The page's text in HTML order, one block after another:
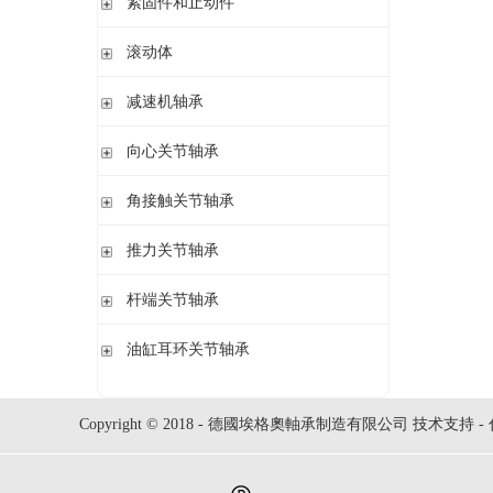
立式轴承座S30,剖分适用于带紧定套的圆锥孔调心滚子轴承
立式轴承座LOE,剖分用于圆柱孔调心滚子轴承
立式轴承座LOE,剖分适用于带紧定套的圆锥孔调心滚子轴承
立式轴承座BND,非剖分适用于调心滚子轴承
带法兰的轴承座F5,非剖分用于带紧定套的圆锥孔轴承
紧定套
锁紧螺母
止动垫圈
止动卡板
滚动体
钢球
减速机轴承
无外圈满装圆柱滚子轴承 RSL系列
外球面满滚子轴承 SL05,SL06 系列
双列满装圆柱滚子轴承 SL1849系列
单列满装圆柱滚子轴承 SL1830 系列
向心关节轴承
向心关节轴承
角接触关节轴承
角接触关节轴承
推力关节轴承
推力关节轴承
杆端关节轴承
杆端关节轴承
油缸耳环关节轴承
Copyright © 2018 - 德國埃格奧軸承制造有限公司 技术支持 -